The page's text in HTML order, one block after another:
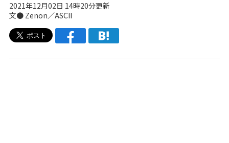
2021年12月02日 14時20分更新
文● Zenon／ASCII